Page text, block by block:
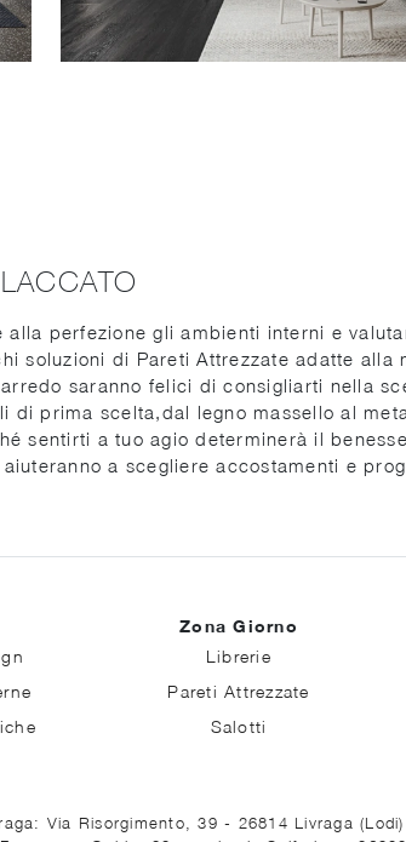
perfezione gli ambienti interni e
soluzioni di Pareti Attrezzate adatte
saranno felici di consigliarti nella
di prima scelta,dal legno massello al
sentirti a tuo agio determinerà il
a scegliere accostamenti e
Zona Giorno
Librerie
Pareti Attrezzate
Salotti
Via Risorgimento, 39 - 26814 Livraga (Lodi)